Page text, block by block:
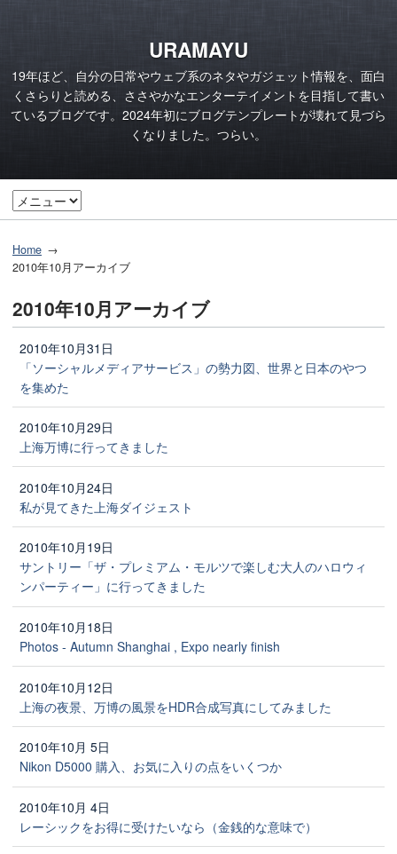
URAMAYU
19年ほど、自分の日常やウェブ系のネタやガジェット情報を、面白
くさらりと読める、ささやかなエンターテイメントを目指して書い
ているブログです。2024年初にブログテンプレートが壊れて見づら
くなりました。つらい。
Home
2010年10月アーカイブ
2010年10月アーカイブ
2010年10月31日
「ソーシャルメディアサービス」の勢力図、世界と日本のやつ
を集めた
2010年10月29日
上海万博に行ってきました
2010年10月24日
私が見てきた上海ダイジェスト
2010年10月19日
サントリー「ザ・プレミアム・モルツで楽しむ大人のハロウィ
ンパーティー」に行ってきました
2010年10月18日
Photos - Autumn Shanghai , Expo nearly finish
2010年10月12日
上海の夜景、万博の風景をHDR合成写真にしてみました
2010年10月 5日
Nikon D5000 購入、お気に入りの点をいくつか
2010年10月 4日
レーシックをお得に受けたいなら（金銭的な意味で）